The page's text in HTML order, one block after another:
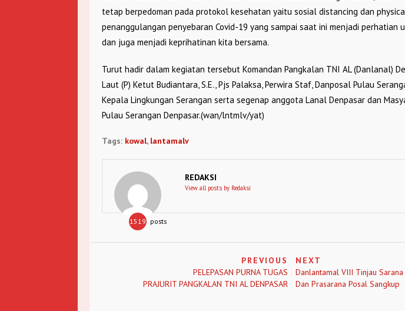
tetap berpedoman pada protokol kesehatan yaitu sosial distancing dan
penanggulangan penyebaran Covid-19 yang sampai saat ini menjadi perhatian
dan juga menjadi keprihatinan kita bersama.
Turut hadir dalam kegiatan tersebut Komandan Pangkalan TNI AL (Danlanal)
Laut (P) Ketut Budiantara, S.E., Pjs Palaksa, Perwira Staf, Danposal Pulau
Kepala Lingkungan Serangan serta segenap anggota Lanal Denpasar dan
Pulau Serangan Denpasar.(wan/lntmlv/yat)
Tags: kowal, lantamalv
1519 posts
REDAKSI
View all posts by Redaksi
PREVIOUS
PELEPASAN PURNA TUGAS
PRAJURIT PANGKALAN TNI AL DENPASAR
NEXT
Danlantamal VIII Tinjau Sarana
Dan Prasarana Posal Sangkup